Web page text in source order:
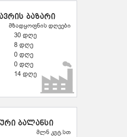
ბაზარი
მზადყოფნის დღეები
30 დღე
8 დღე
0 დღე
0 დღე
14 დღე
ბალანსი
მლნ კვტ.სთ